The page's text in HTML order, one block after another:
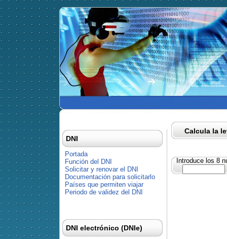
Calcula la
Introduce los 8
DNI
Portada
Función del DNI
Solicitar y renovar el DNI
Documentación para solicitarlo
Países que permiten viajar
Periodo de validez del DNI
DNI electrónico (DNIe)